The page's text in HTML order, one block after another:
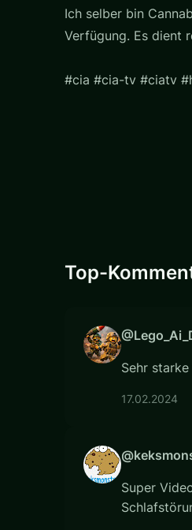
Ich selber bin
Verfügung. Es dient
#cia #cia-tv #ciatv
Top-
Sehr
17.02.2024
Super